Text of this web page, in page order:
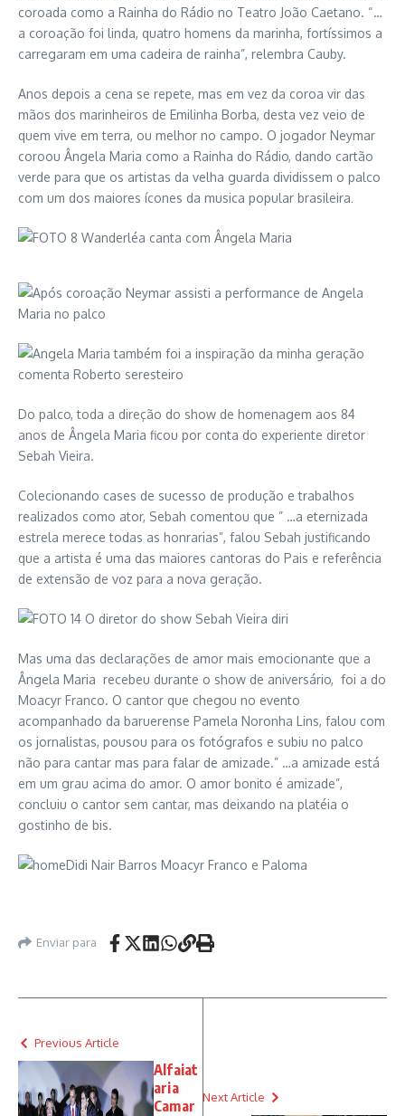
coroada como a Rainha do Rádio no Teatro João Caetano. “…
a coroação foi linda, quatro homens da marinha, fortíssimos a
carregaram em uma cadeira de rainha”, relembra Cauby.
Anos depois a cena se repete, mas em vez da coroa vir das
mãos dos marinheiros de Emilinha Borba, desta vez veio de
quem vive em terra, ou melhor no campo. O jogador Neymar
coroou Ângela Maria como a Rainha do Rádio, dando cartão
verde para que os artistas da velha guarda dividissem o palco
com um dos maiores ícones da musica popular brasileira.
Do palco, toda a direção do show de homenagem aos 84
anos de Ângela Maria ficou por conta do experiente diretor
Sebah Vieira.
Colecionando cases de sucesso de produção e trabalhos
realizados como ator, Sebah comentou que ” …a eternizada
estrela merece todas as honrarias”, falou Sebah justificando
que a artista é uma das maiores cantoras do Pais e referência
de extensão de voz para a nova geração.
Mas uma das declarações de amor mais emocionante que a
Ângela Maria recebeu durante o show de aniversário, foi a do
Moacyr Franco. O cantor que chegou no evento
acompanhado da baruerense Pamela Noronha Lins, falou com
os jornalistas, pousou para os fotógrafos e subiu no palco
não para cantar mas para falar de amizade.” …a amizade está
em um grau acima do amor. O amor bonito é amizade”,
concluiu o cantor sem cantar, mas deixando na platéia o
gostinho de bis.
Enviar para
Previous Article
Alfaiat
aria
Camar
Next Article